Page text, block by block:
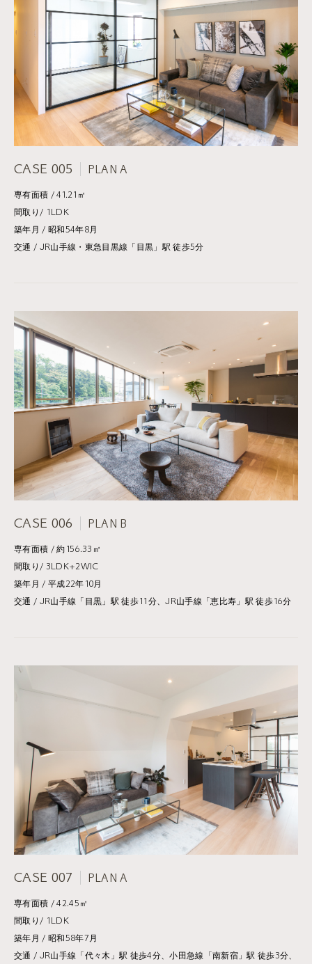
CASE 005 PLAN A
専有面積 / 41.21㎡
間取り/ 1LDK
築年月 / 昭和54年8月
交通 / JR山手線・東急目黒線「目黒」駅 徒歩5分
CASE 006 PLAN B
専有面積 / 約156.33㎡
間取り/ 3LDK+2WIC
築年月 / 平成22年10月
交通 / JR山手線「目黒」駅 徒歩11分、JR山手線「恵比寿」駅 徒歩16分
CASE 007 PLAN A
専有面積 / 42.45㎡
間取り/ 1LDK
築年月 / 昭和58年7月
交通 / JR山手線「代々木」駅 徒歩4分、小田急線「南新宿」駅 徒歩3分、